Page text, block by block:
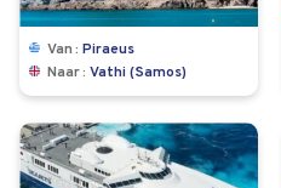
Van
Piraeus
Naar
Vathi (Samos)